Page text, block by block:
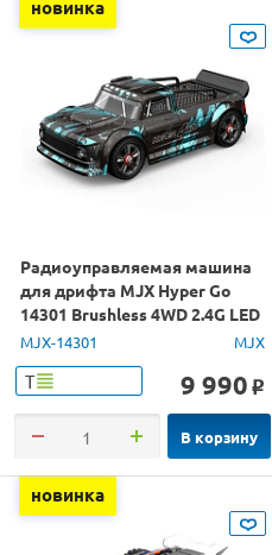
новинка
Радиоуправляемая машина
для дрифта MJX Hyper Go
14301 Brushless 4WD 2.4G LED
1/14 RTR
MJX-14301 MJX
Т 9 990 o
В корзину
новинка